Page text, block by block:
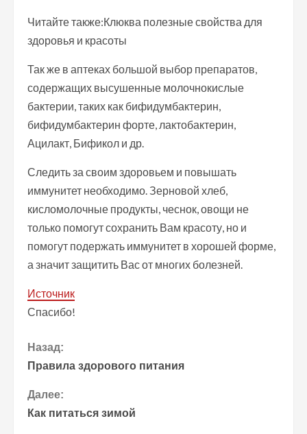
Читайте также:Клюква полезные свойства для
здоровья и красоты
Так же в аптеках большой выбор препаратов,
содержащих высушенные молочнокислые
бактерии, таких как бифидумбактерин,
бифидумбактерин форте, лактобактерин,
Ацилакт, Бификол и др.
Следить за своим здоровьем и повышать
иммунитет необходимо. Зерновой хлеб,
кисломолочные продукты, чеснок, овощи не
только помогут сохранить Вам красоту, но и
помогут подержать иммунитет в хорошей форме,
а значит защитить Вас от многих болезней.
Источник
Спасибо!
П
о
Назад:
Правила здорового питания
Далее:
Как питаться зимой